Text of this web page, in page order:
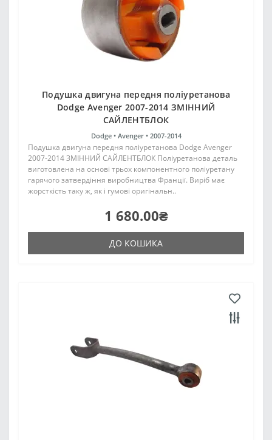
Подушка двигуна передня поліуретанова
Dodge Avenger 2007-2014 ЗМІННИЙ
САЙЛЕНТБЛОК
Dodge • Avenger • 2007-2014
Подушка двигуна передня поліуретанова Dodge Avenger
2007-2014 ЗМІННИЙ САЙЛЕНТБЛОК Поліуретанова деталь
виготовлена на основі трьох компонентного поліуретану
гарячого затвердіння виробництва Франції. Виріб має
жорсткість таку ж, як і гумові оригінальн..
1 680.00₴
ДО КОШИКА